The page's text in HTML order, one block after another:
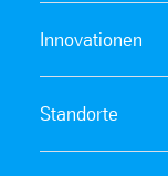
Innovationen
Standorte